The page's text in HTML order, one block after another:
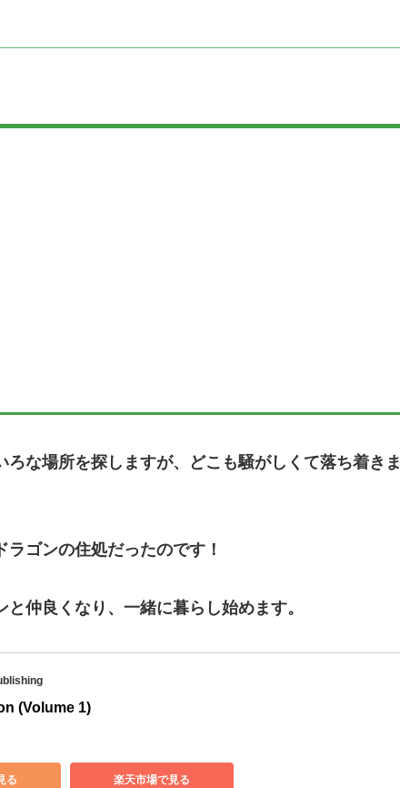
な場所を探しますが、どこも騒がしくて落ち着き
ゴンの住処だったのです！
仲良くなり、一緒に暮らし始めます。
(Volume 1)
る 楽天市場で見る